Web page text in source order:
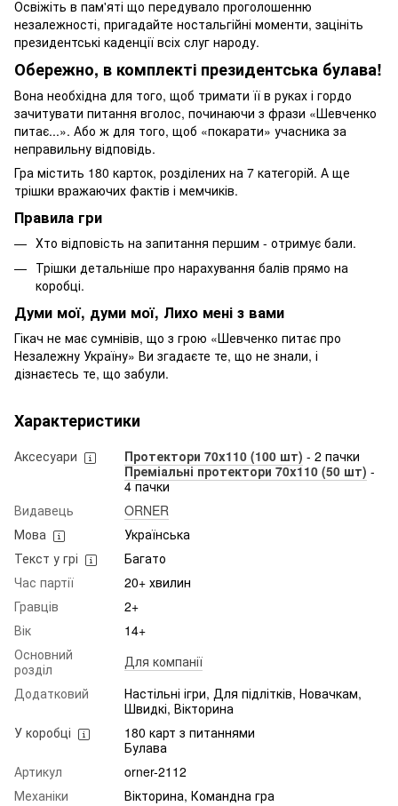
Освіжіть в пам'яті що передувало проголошенню
незалежності, пригадайте ностальгійні моменти, зацініть
президентські каденції всіх слуг народу.
Обережно, в комплекті президентська булава!
Вона необхідна для того, щоб тримати її в руках і гордо
зачитувати питання вголос, починаючи з фрази «Шевченко
питає...». Або ж для того, щоб «покарати» учасника за
неправильну відповідь.
Гра містить 180 карток, розділених на 7 категорій. А ще
трішки вражаючих фактів і мемчиків.
Правила гри
Хто відповість на запитання першим - отримує бали.
Трішки детальніше про нарахування балів прямо на
коробці.
Думи мої, думи мої, Лихо мені з вами
Гікач не має сумнівів, що з грою «Шевченко питає про
Незалежну Україну» Ви згадаєте те, що не знали, і
дізнаєтесь те, що забули.
Характеристики
Аксесуари Протектори 70x110 (100 шт) - 2 пачки
Преміальні протектори 70x110 (50 шт) -
4 пачки
Видавець
ORNER
Мова
Українська
Текст у грі
Багато
Час партії
20+ хвилин
Гравців
2+
Вік
14+
Основний
розділ
Для компанії
Додатковий
Настільні ігри, Для підлітків, Новачкам,
Швидкі, Вікторина
У коробці
180 карт з питаннями
Булава
Артикул
orner-2112
Механіки
Вікторина, Командна гра